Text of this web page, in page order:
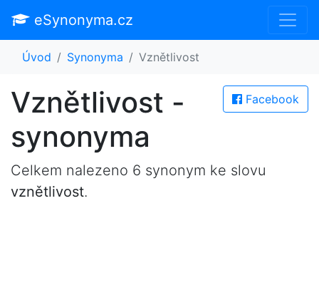
eSynonyma.cz
Úvod Synonyma Vznětlivost
Facebook
Vznětlivost -
synonyma
Celkem nalezeno 6 synonym ke slovu
vznětlivost.